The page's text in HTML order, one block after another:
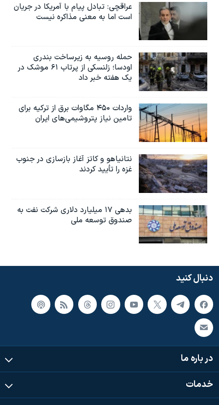
عراقچی: تبادل پیام با آمریکا در جریان
است اما به معنی مذاکره نیست
حمله روسیه به زیرساخت بندری
اودسا؛ زلنسکی از پرتاب ۶۱ موشک در
یک هفته خبر داد
واردات ۴۵۰ مگاوات برق از ترکیه برای
تامین نیاز پتروشیمی‌های ایران
نتانیاهو و کاتز آغاز بازسازی در جنوب
غزه را تأیید کردند
بدهی ۱۷ میلیارد دلاری شرکت نفت به
صندوق توسعه ملی
دنبال کنید
در باره ما
خدمات